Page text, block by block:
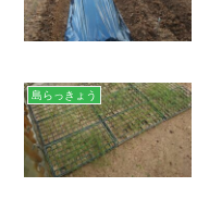
島らっきょう